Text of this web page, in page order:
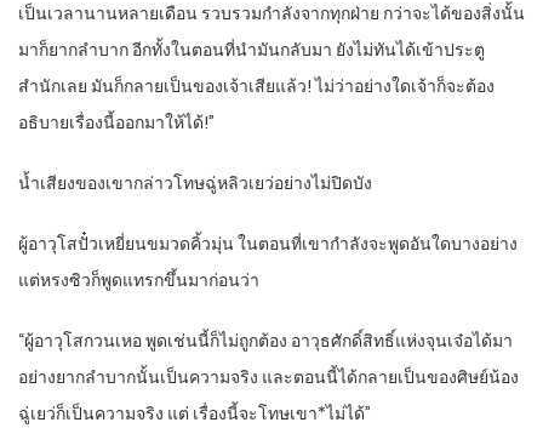
เป็นเวลานานหลายเดือน รวบรวมกำลังจากทุกฝ่าย กว่าจะได้ของสิ่งนั้น
มาก็ยากลำบาก อีกทั้งในตอนที่นำมันกลับมา ยังไม่ทันได้เข้าประตู
สำนักเลย มันก็กลายเป็นของเจ้าเสียแล้ว! ไม่ว่าอย่างใดเจ้าก็จะต้อง
อธิบายเรื่องนี้ออกมาให้ได้!”
น้ำเสียงของเขากล่าวโทษฉู่หลิวเยว่อย่างไม่ปิดบัง
ผู้อาวุโสปั๋วเหยี่ยนขมวดคิ้วมุ่น ในตอนที่เขากำลังจะพูดอันใดบางอย่าง
แต่หรงซิวก็พูดแทรกขึ้นมาก่อนว่า
“ผู้อาวุโสกวนเหอ พูดเช่นนี้ก็ไม่ถูกต้อง อาวุธศักดิ์สิทธิ์แห่งจุนเจ๋อได้มา
อย่างยากลำบากนั้นเป็นความจริง และตอนนี้ได้กลายเป็นของศิษย์น้อง
ฉู่เยว่ก็เป็นความจริง แต่ เรื่องนี้จะโทษเขา*ไม่ได้”